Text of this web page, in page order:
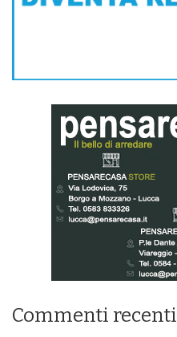
Commenti recenti